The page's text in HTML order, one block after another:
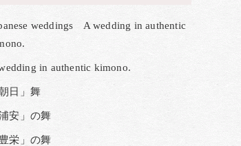
weddings A wedding in authentic
in authentic kimono.
朝日」舞
浦安」の舞
豊栄」の舞